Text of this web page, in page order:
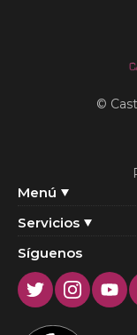
Menú
Servicios
©
Síguenos
Twitter